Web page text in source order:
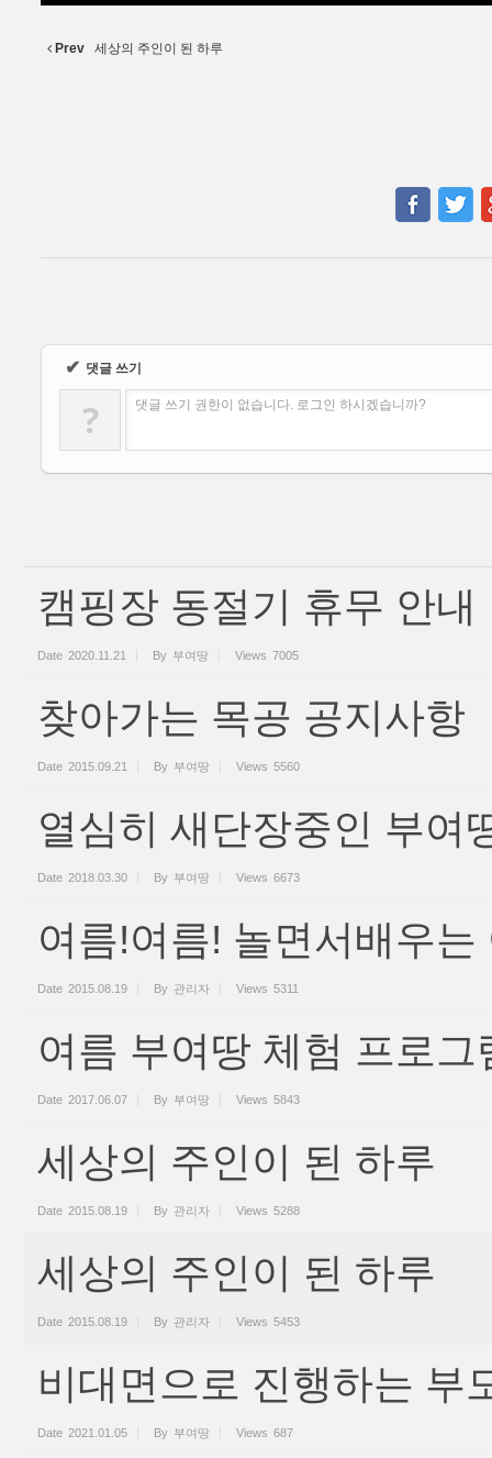
Prev 세상의 주인이 된 하루
✔ 댓글 쓰기
? 댓글 쓰기 권한이 없습니다. 로그인 하시겠습니까?
캠핑장 동절기 휴무 안내
Date 2020.11.21 By 부여땅 Views 7005
찾아가는 목공 공지사항
Date 2015.09.21 By 부여땅 Views 5560
열심히 새단장중인 부여
Date 2018.03.30 By 부여땅 Views 6673
여름!여름! 놀면서배우는
Date 2015.08.19 By 관리자 Views 5311
여름 부여땅 체험 프로그
Date 2017.06.07 By 부여땅 Views 5843
세상의 주인이 된 하루
Date 2015.08.19 By 관리자 Views 5288
세상의 주인이 된 하루
Date 2015.08.19 By 관리자 Views 5453
비대면으로 진행하는 부
Date 2021.01.05 By 부여땅 Views 687